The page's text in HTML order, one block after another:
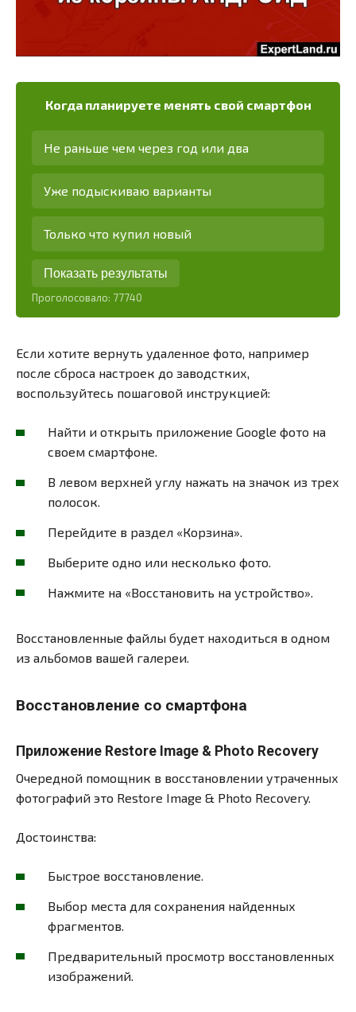
Когда планируете менять свой смартфон
Не раньше чем через год или два
Уже подыскиваю варианты
Только что купил новый
Показать результаты
Проголосовало: 77740
Если хотите вернуть удаленное фото, например
после сброса настроек до заводстких,
воспользуйтесь пошаговой инструкцией:
Найти и открыть приложение Google фото на
своем смартфоне.
В левом верхней углу нажать на значок из трех
полосок.
Перейдите в раздел «Корзина».
Выберите одно или несколько фото.
Нажмите на «Восстановить на устройство».
Восстановленные файлы будет находиться в одном
из альбомов вашей галереи.
Восстановление со смартфона
Приложение Restore Image & Photo Recovery
Очередной помощник в восстановлении утраченных
фотографий это Restore Image & Photo Recovery.
Достоинства:
Быстрое восстановление.
Выбор места для сохранения найденных
фрагментов.
Предварительный просмотр восстановленных
изображений.